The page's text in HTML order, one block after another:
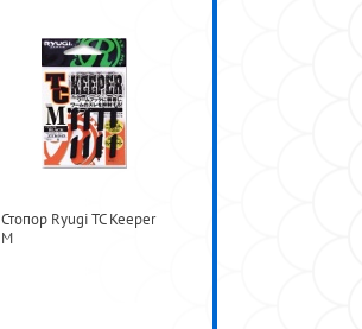
Стопор Ryugi TC Keeper
M